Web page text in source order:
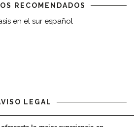
RECOMENDADOS
en el sur español
LEGAL